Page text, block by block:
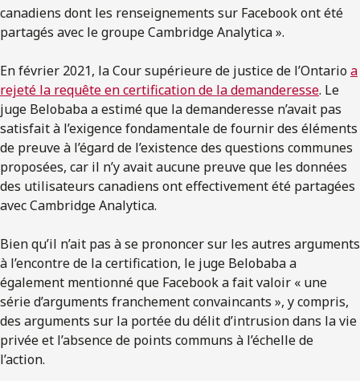
canadiens dont les renseignements sur Facebook ont été
partagés avec le groupe Cambridge Analytica ».
En février 2021, la Cour supérieure de justice de l’Ontario a
rejeté la requête en certification de la demanderesse. Le
juge Belobaba a estimé que la demanderesse n’avait pas
satisfait à l’exigence fondamentale de fournir des éléments
de preuve à l’égard de l’existence des questions communes
proposées, car il n’y avait aucune preuve que les données
des utilisateurs canadiens ont effectivement été partagées
avec Cambridge Analytica.
Bien qu’il n’ait pas à se prononcer sur les autres arguments
à l’encontre de la certification, le juge Belobaba a
également mentionné que Facebook a fait valoir « une
série d’arguments franchement convaincants », y compris,
des arguments sur la portée du délit d’intrusion dans la vie
privée et l’absence de points communs à l’échelle de
l’action.